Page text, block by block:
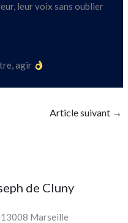
leur voix sans oublier
agir
Article suivant →
de Cluny
13008 Marseille